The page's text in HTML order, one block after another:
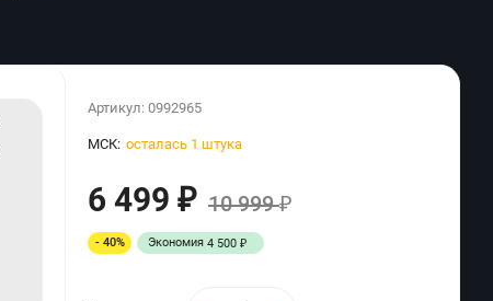
Артикул:0992965
МСК: осталась 1 штука
6 499₽ 10 999₽
- 40% Экономия4 500₽